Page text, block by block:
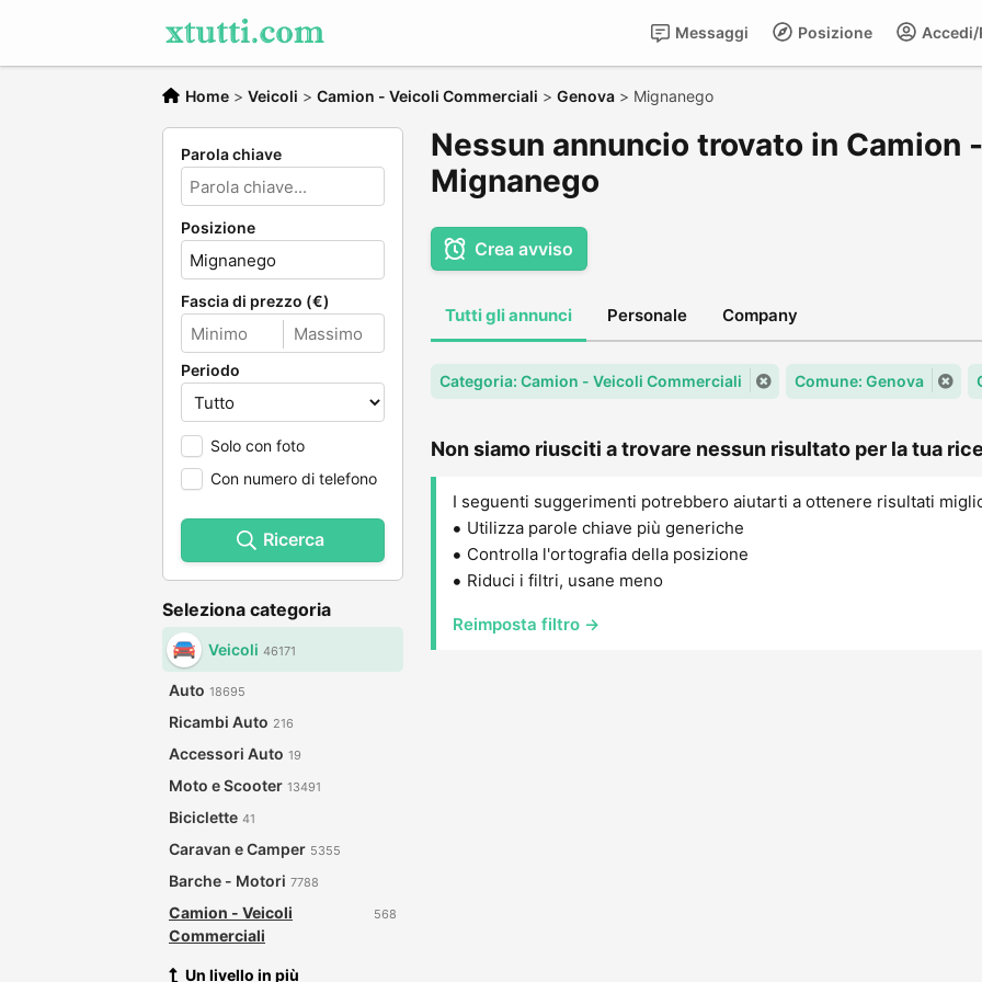
Posizione
Messaggi
Home > Veicoli > Camion - Veicoli Commerciali > Genova > Mignanego
Parola chiave
Posizione
Fascia di prezzo (€)
Periodo
Solo con foto
Con numero di telefono
Ricerca
Seleziona categoria
Veicoli 46171
Auto 18695
Ricambi Auto 216
Accessori Auto 19
Moto e Scooter 13491
Biciclette 41
Caravan e Camper 5355
Barche - Motori 7788
Camion - Veicoli
Commerciali
568
Un livello in più
Nessun annuncio trovato in Camion
Mignanego
Crea avviso
Tutti gli annunci Personale Company
Categoria: Camion - Veicoli Commerciali Comune: Genova
Non siamo riusciti a trovare nessun risultato per la tua
I seguenti suggerimenti potrebbero aiutarti a ottenere risultati
Utilizza parole chiave più generiche
Controlla l'ortografia della posizione
Riduci i filtri, usane meno
Reimposta filtro →